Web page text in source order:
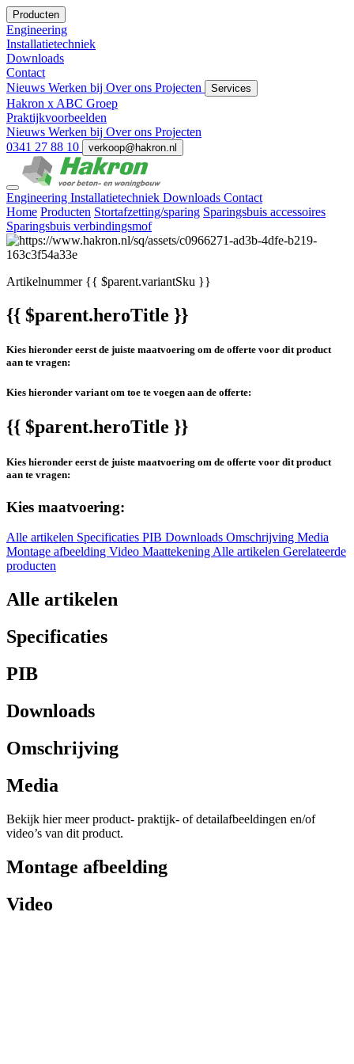
Producten
Engineering
Installatietechniek
Downloads
Contact
Nieuws Werken bij Over ons Projecten Services
Hakron x ABC Groep
Praktijkvoorbeelden
Nieuws Werken bij Over ons Projecten
0341 27 88 10
verkoop@hakron.nl
Engineering Installatietechniek Downloads Contact
Home Producten Stortafzetting/sparing Sparingsbuis accessoires
Sparingsbuis verbindingsmof
Artikelnummer{{ $parent.variantSku }}
{{ $parent.heroTitle }}
Kies hieronder eerst de juiste maatvoering om de offerte voor dit product
aan te vragen:
Kies hieronder variant om toe te voegen aan de offerte:
{{ $parent.heroTitle }}
Kies hieronder eerst de juiste maatvoering om de offerte voor dit product
aan te vragen:
Kies maatvoering:
Alle artikelen Specificaties PIB Downloads Omschrijving Media
Montage afbeelding Video MaattekeningAlle artikelen Gerelateerde
producten
Alle artikelen
Specificaties
PIB
Downloads
Omschrijving
Media
Bekijk hier meer product- praktijk- of detailafbeeldingen en/of
video’s van dit product.
Montage afbeelding
Video